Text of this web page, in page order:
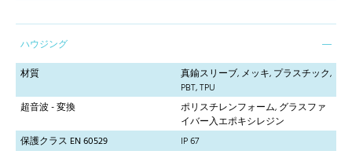
ハウジング
材質
真鍮スリーブ, メッキ, プラスチック,
PBT, TPU
超音波 - 変換
ポリスチレンフォーム, グラスファ
イバー入エポキシレジン
保護クラス EN 60529
IP 67